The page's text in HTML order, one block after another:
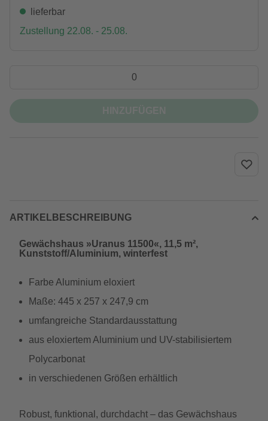
lieferbar
Zustellung 22.08. - 25.08.
ARTIKELBESCHREIBUNG
Gewächshaus »Uranus 11500«, 11,5 m²,
Kunststoff/Aluminium, winterfest
Farbe Aluminium eloxiert
Maße: 445 x 257 x 247,9 cm
umfangreiche Standardausstattung
aus eloxiertem Aluminium und UV-stabilisiertem
Polycarbonat
in verschiedenen Größen erhältlich
Robust, funktional, durchdacht – das Gewächshaus